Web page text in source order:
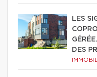
LES
DES